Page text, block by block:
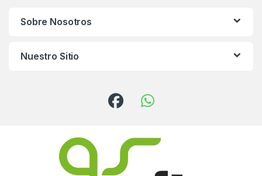
Sobre Nosotros
Nuestro Sitio